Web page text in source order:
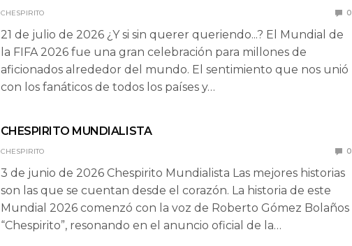
CHESPIRITO 0
21 de julio de 2026 ¿Y si sin querer queriendo...? El Mundial de
la FIFA 2026 fue una gran celebración para millones de
aficionados alrededor del mundo. El sentimiento que nos unió
con los fanáticos de todos los países y…
CHESPIRITO MUNDIALISTA
CHESPIRITO 0
3 de junio de 2026 Chespirito Mundialista Las mejores historias
son las que se cuentan desde el corazón. La historia de este
Mundial 2026 comenzó con la voz de Roberto Gómez Bolaños
“Chespirito”, resonando en el anuncio oficial de la…